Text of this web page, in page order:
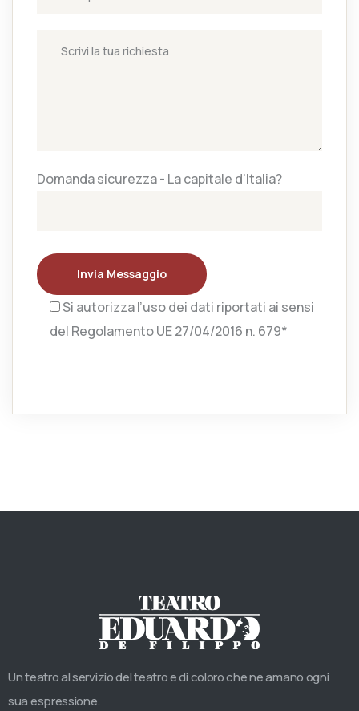
Domanda sicurezza - La capitale d'Italia?
Invia Messaggio
Si autorizza l’uso dei dati riportati ai sensi
del Regolamento UE 27/04/2016 n. 679*
Un teatro al servizio del teatro e di coloro che ne amano ogni
sua espressione.